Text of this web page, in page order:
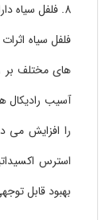
8. فلفل سیاه دارای مزایای آنتی اکسیدانی:
فلفل سیاه
های مختلف بر
آسیب رادیکال
را افزایش می
استرس
بهبود قابل